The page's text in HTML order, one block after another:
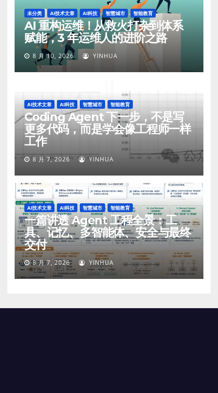
未分类 AI技术文章 AI科技 智慧城市 智能教育
AI 重构运维！从救火打杂到体系
赋能，3 年运维人的进阶之路
8 月 10, 2026 YINHUA
AI技术文章 AI科技 智慧城市 智能教育
Coding Agent 下一步，不是写
更多代码，而是学会像工程师一样
工作
8 月 7, 2026 YINHUA
AI技术文章 AI科技 智慧城市 智能教育
一篇讲透 Agent 工程全景：工
具、记忆、多智能体、安全与最终
交付
8 月 7, 2026 YINHUA